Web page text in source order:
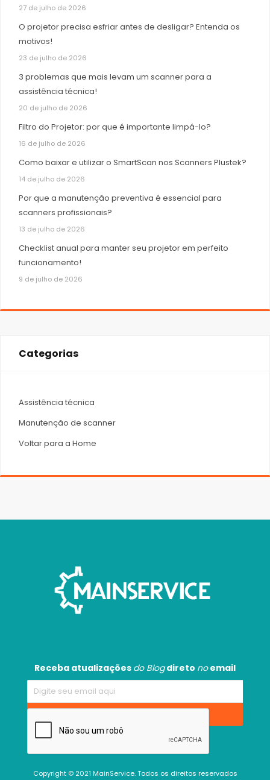
27 de julho de 2026
O projetor precisa esfriar antes de desligar? Entenda os
motivos!
23 de julho de 2026
3 problemas que mais levam um scanner para a
assistência técnica!
20 de julho de 2026
Filtro do Projetor: por que é importante limpá-lo?
16 de julho de 2026
Como baixar e utilizar o SmartScan nos Scanners Plustek?
14 de julho de 2026
Por que a manutenção preventiva é essencial para
scanners profissionais?
13 de julho de 2026
Checklist anual para manter seu projetor em perfeito
funcionamento!
9 de julho de 2026
Categorias
Assistência técnica
Manutenção de scanner
Voltar para a Home
Receba atualizações do Blogdireto noemail
Copyright © 2021 MainService. Todos os direitos reservados